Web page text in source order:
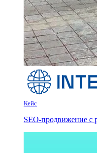
Кейс
SEO-продвижение с